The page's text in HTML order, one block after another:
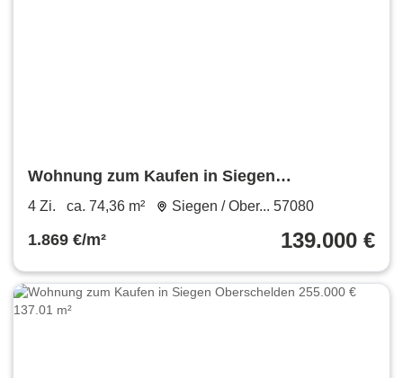
Wohnung zum Kaufen in Siegen
Oberschelden 139.000 € 74.36 m²
4 Zi. ca. 74,36 m² Siegen / Ober... 57080
1.869 €/m² 139.000 €